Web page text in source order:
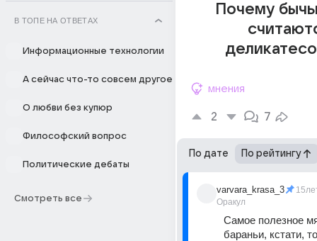
В ТОПЕ НА ОТВЕТАХ
Информационные технологии
А сейчас что-то совсем другое
О любви без купюр
Философский вопрос
Политические дебаты
Смотреть все
Почему
мнения
2 7
По дате По рейтингу
varvara_krasa_3
Оракул
Самое полезное
бараньи, кстати,